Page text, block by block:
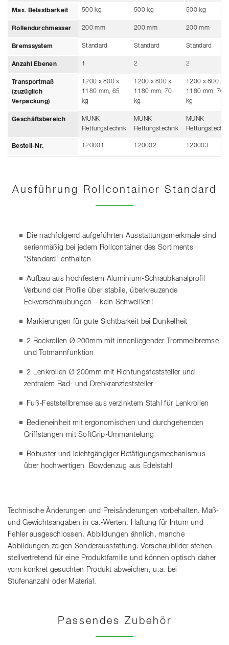
Max. Belastbarkeit 500 kg 500 kg 500 kg
Rollendurchmesser 200 mm 200 mm 200 mm
Bremssystem Standard Standard Standard
Anzahl Ebenen 1 2 2
Transportmaß
(zuzüglich
Verpackung)
1200 x 800 x
1180 mm, 65
kg
1200 x 800 x
1180 mm, 70
kg
1200 x 800 x
1180 mm, 70
kg
Geschäftsbereich
MUNK
Rettungstechnik
MUNK
Rettungstechnik
MUNK
Bestell-Nr. 120001 120002 120003
Ausführung Rollcontainer Standard
Die nachfolgend aufgeführten Ausstattungsmerkmale sind
serienmäßig bei jedem Rollcontainer des Sortiments
"Standard" enthalten
Aufbau aus hochfestem Aluminium-Schraubkanalprofil
Verbund der Profile über stabile, überkreuzende
Eckverschraubungen – kein Schweißen!
Markierungen für gute Sichtbarkeit bei Dunkelheit
2 Bockrollen Ø 200mm mit innenliegender Trommelbremse
und Totmannfunktion
2 Lenkrollen Ø 200mm mit Richtungsfeststeller und
zentralem Rad- und Drehkranzfeststeller
Fuß-Feststellbremse aus verzinktem Stahl für Lenkrollen
Bedieneinheit mit ergonomischen und durchgehenden
Griffstangen mit SoftGrip-Ummantelung
Robuster und leichtgängiger Betätigungsmechanismus
über hochwertigen Bowdenzug aus Edelstahl
Technische Änderungen und Preisänderungen vorbehalten. Maß-
und Gewichtsangaben in ca.-Werten. Haftung für Irrtum und
Fehler ausgeschlossen. Abbildungen ähnlich, manche
Abbildungen zeigen Sonderausstattung. Vorschaubilder stehen
stellvertretend für eine Produktfamilie und können optisch daher
vom konkret gesuchten Produkt abweichen, u.a. bei
Stufenanzahl oder Material.
Passendes Zubehör